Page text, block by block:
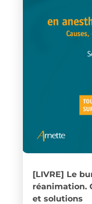
[LIVRE] Le
réanimation.
et solutions